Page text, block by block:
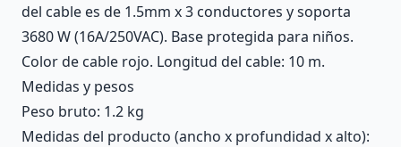
del cable es de 1.5mm x 3 conductores y soporta
3680 W (16A/250VAC). Base protegida para niños.
Color de cable rojo. Longitud del cable: 10 m.
Medidas y pesos
Peso bruto: 1.2 kg
Medidas del producto (ancho x profundidad x alto):